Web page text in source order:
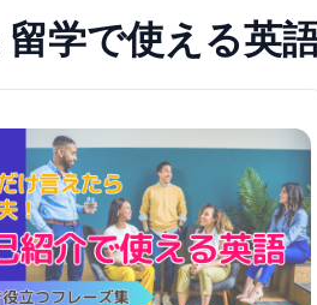
留学で使える英